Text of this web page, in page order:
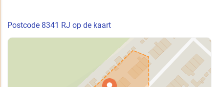
Postcode 8341 RJ op de kaart